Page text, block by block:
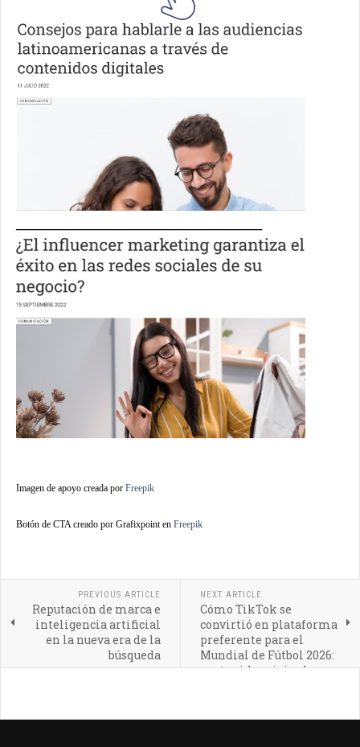
Imagen de apoyo creada por Freepik
Botón de CTA creado por Grafixpoint en Freepik
PREVIOUS ARTICLE
Reputación de marca e
inteligencia artificial
en la nueva era de la
búsqueda
NEXT ARTICLE
Cómo TikTok se
convirtió en plataforma
preferente para el
Mundial de Fútbol 2026:
contenido original,